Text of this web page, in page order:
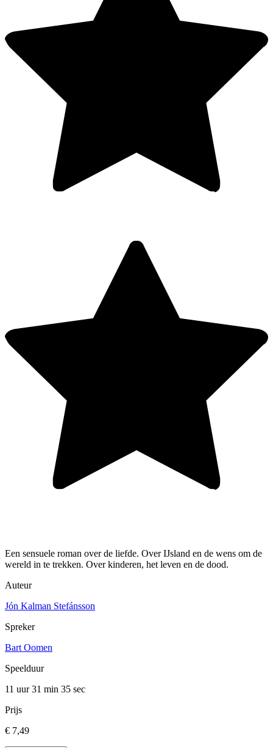
Een sensuele roman over de liefde. Over IJsland en de wens om de
wereld in te trekken. Over kinderen, het leven en de dood.
Auteur
Jón Kalman Stefánsson
Spreker
Bart Oomen
Speelduur
11 uur 31 min 35 sec
Prijs
€ 7,49